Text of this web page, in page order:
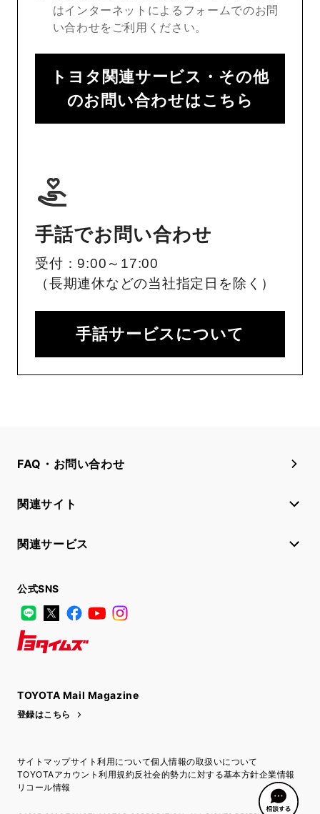
はインターネットによるフォームでのお問
い合わせをご利用ください。
トヨタ関連サービス・その他
のお問い合わせはこちら
手話でお問い合わせ
受付：9:00～17:00
（長期連休などの当社指定日を除く）
手話サービスについて
FAQ・お問い合わせ
関連サイト
関連サービス
公式SNS
LINE
X FacebookYouTube
TOYOTA Mail Magazine
登録はこちら
サイトマップサイト利用について個人情報の取扱いについて
TOYOTAアカウント利用規約反社会的勢力に対する基本方針企業情報
リコール情報